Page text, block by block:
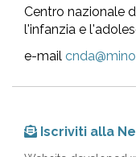
Centro nazionale
l'infanzia e
e-mail
Iscriviti alla